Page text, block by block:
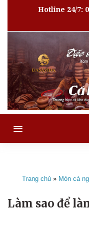
Hotline 24/7:
MENU
Trang chủ » Món cá
Làm sao để